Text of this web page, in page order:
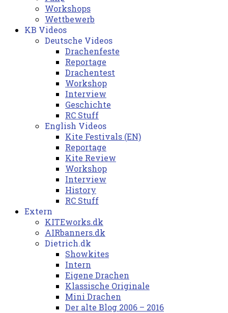
Workshops
Wettbewerb
KB Videos
Deutsche Videos
Drachenfeste
Reportage
Drachentest
Workshop
Interview
Geschichte
RC Stuff
English Videos
Kite Festivals (EN)
Reportage
Kite Review
Workshop
Interview
History
RC Stuff
Extern
KITEworks.dk
AIRbanners.dk
Dietrich.dk
Showkites
Intern
Eigene Drachen
Klassische Originale
Mini Drachen
Der alte Blog 2006 – 2016